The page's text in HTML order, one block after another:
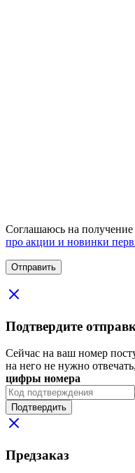
Соглашаюсь на
про акции и новинки
Подтвердите
Сейчас на ваш номер
на него не нужно
цифры номера
Подтвердить
Предзаказ